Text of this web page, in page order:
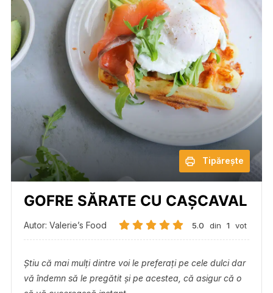
Tipărește
GOFRE SĂRATE CU CAȘCAVAL
Autor: Valerie’s Food 5.0 din 1 vot
Știu că mai mulți dintre voi le preferați pe cele dulci dar
vă îndemn să le pregătit și pe acestea, că asigur că o